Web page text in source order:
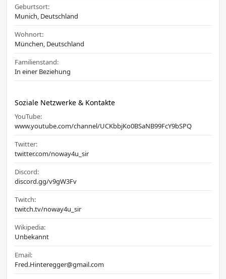
Geburtsort:
Munich, Deutschland
Wohnort:
München, Deutschland
Familienstand:
In einer Beziehung
Soziale Netzwerke & Kontakte
YouTube:
www.youtube.com/channel/UCKbbjKo0BSaNB99FcY9bSPQ
Twitter:
twitter.com/noway4u_sir
Discord:
discord.gg/v9gW3Fv
Twitch:
twitch.tv/noway4u_sir
Wikipedia:
Unbekannt
Email:
Fred.Hinteregger@gmail.com